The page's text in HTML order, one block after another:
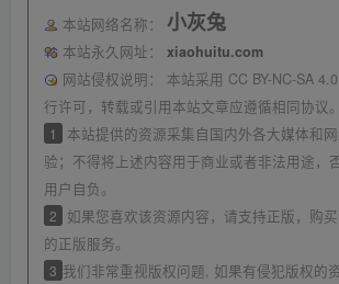
本站网络名称： 小灰兔
本站永久网址：
xiaohuitu.com
网站侵权说明：
本站采用 CC BY-NC-SA
行许可，转载或引用本站文章应遵循相同协议。
1
本站提供的资源采集自国内外各大媒体和
验；不得将上述内容用于商业或者非法用途，
用户自负。
2
如果您喜欢该资源内容，请支持正版，购
的正版服务。
3 我们非常重视版权问题, 如果有侵犯版权的